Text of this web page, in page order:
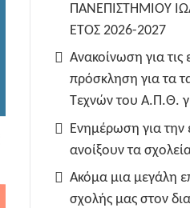
ΠΑΝΕΠΙΣΤΗΜΙΟΥ
ΕΤΟΣ 2026-2027
Ανακοίνωση για τις
πρόσκληση για τα
Τεχνών του Α.Π.Θ.
Ενημέρωση για την
ανοίξουν τα
Ακόμα μια μεγάλη
σχολής μας στον